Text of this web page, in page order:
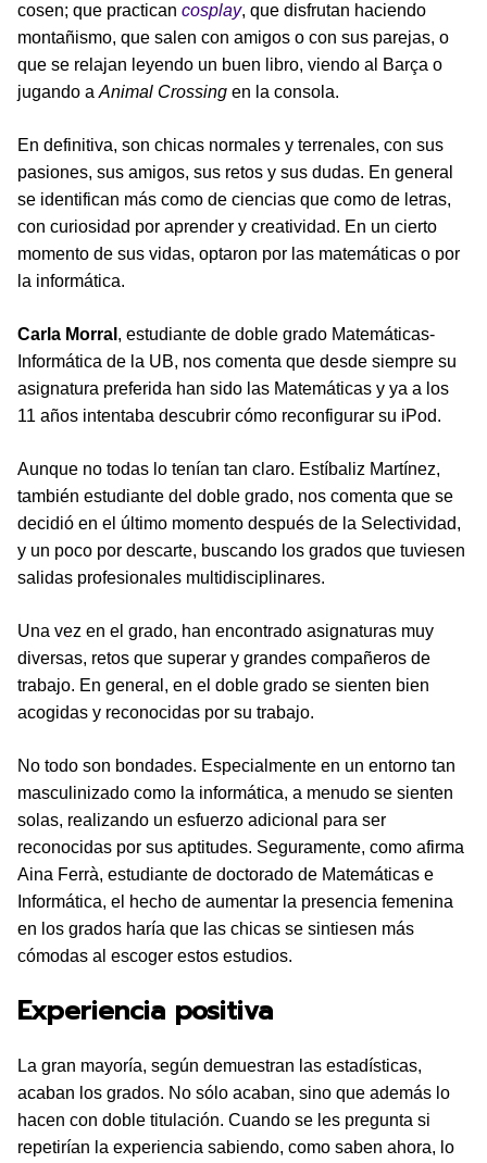
cosen; que practican cosplay, que disfrutan haciendo
montañismo, que salen con amigos o con sus parejas, o
que se relajan leyendo un buen libro, viendo al Barça o
jugando a Animal Crossing en la consola.
En definitiva, son chicas normales y terrenales, con sus
pasiones, sus amigos, sus retos y sus dudas. En general
se identifican más como de ciencias que como de letras,
con curiosidad por aprender y creatividad. En un cierto
momento de sus vidas, optaron por las matemáticas o por
la informática.
Carla Morral , estudiante de doble grado Matemáticas-
Informática de la UB, nos comenta que desde siempre su
asignatura preferida han sido las Matemáticas y ya a los
11 años intentaba descubrir cómo reconfigurar su iPod.
Aunque no todas lo tenían tan claro. Estíbaliz Martínez,
también estudiante del doble grado, nos comenta que se
decidió en el último momento después de la Selectividad,
y un poco por descarte, buscando los grados que tuviesen
salidas profesionales multidisciplinares.
Una vez en el grado, han encontrado asignaturas muy
diversas, retos que superar y grandes compañeros de
trabajo. En general, en el doble grado se sienten bien
acogidas y reconocidas por su trabajo.
No todo son bondades. Especialmente en un entorno tan
masculinizado como la informática, a menudo se sienten
solas, realizando un esfuerzo adicional para ser
reconocidas por sus aptitudes. Seguramente, como afirma
Aina Ferrà, estudiante de doctorado de Matemáticas e
Informática, el hecho de aumentar la presencia femenina
en los grados haría que las chicas se sintiesen más
cómodas al escoger estos estudios.
Experiencia positiva
La gran mayoría, según demuestran las estadísticas,
acaban los grados. No sólo acaban, sino que además lo
hacen con doble titulación. Cuando se les pregunta si
repetirían la experiencia sabiendo, como saben ahora, lo